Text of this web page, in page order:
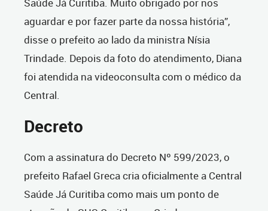
Saúde Já Curitiba. Muito obrigado por nos
aguardar e por fazer parte da nossa história”,
disse o prefeito ao lado da ministra Nísia
Trindade. Depois da foto do atendimento, Diana
foi atendida na videoconsulta com o médico da
Central.
Decreto
Com a assinatura do Decreto Nº 599/2023, o
prefeito Rafael Greca cria oficialmente a Central
Saúde Já Curitiba como mais um ponto de